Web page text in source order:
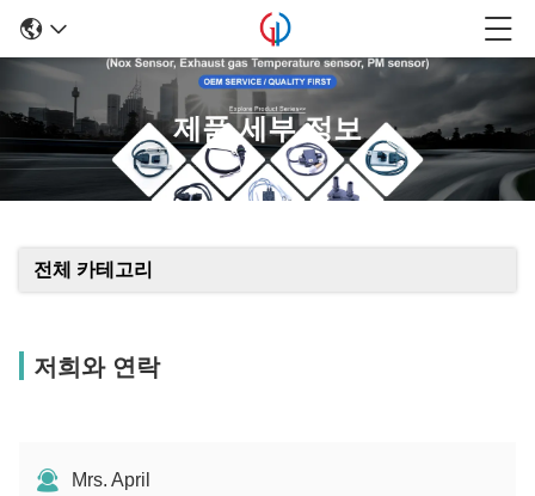
제품 세부 정보
전체 카테고리
저희와 연락
Mrs. April